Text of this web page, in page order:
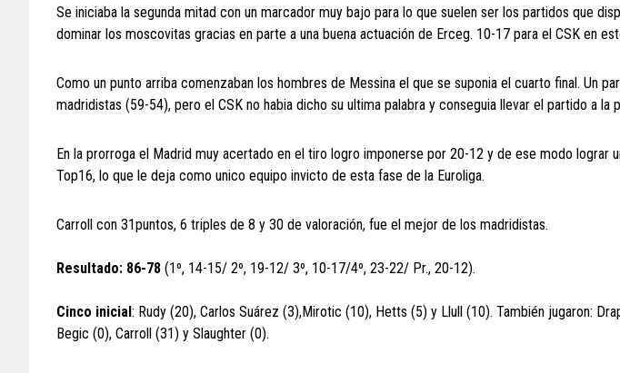
Se iniciaba la segunda mitad con un marcador muy bajo para lo que suelen ser los partidos que
dominar los moscovitas gracias en parte a una buena actuación de Erceg. 10-17 para el CSK en
Como un punto arriba comenzaban los hombres de Messina el que se suponia el cuarto final. Un
madridistas (59-54), pero el CSK no habia dicho su ultima palabra y conseguia llevar el partido a la
En la prorroga el Madrid muy acertado en el tiro logro imponerse por 20-12 y de ese modo lograr
Top16, lo que le deja como unico equipo invicto de esta fase de la Euroliga.
Carroll con 31puntos, 6 triples de 8 y 30 de valoración, fue el mejor de los madridistas.
Resultado: 86-78 (1º, 14-15/ 2º, 19-12/ 3º, 10-17/4º, 23-22/ Pr., 20-12).
Cinco inicial: Rudy (20), Carlos Suárez (3),Mirotic (10), Hetts (5) y Llull (10). También jugaron:
Begic (0), Carroll (31) y Slaughter (0).